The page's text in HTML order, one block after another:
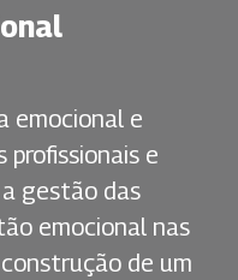
emocional e
e
a gestão das
emocional nas
de um